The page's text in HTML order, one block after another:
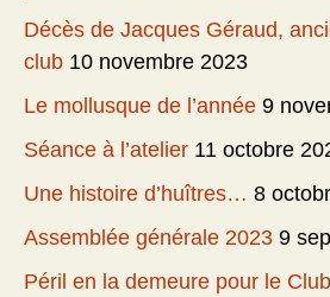
Décès de Jacques Géraud,
club 10 novembre 2023
Le mollusque de l’année 9
Séance à l’atelier 11 octobre
Une histoire d’huîtres… 8
Assemblée générale 2023 9
Péril en la demeure pour le